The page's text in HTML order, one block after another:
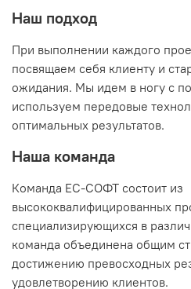
Наш подход
При выполнении каждого
посвящаем себя клиенту и
ожидания. Мы идем в ногу с
используем передовые
оптимальных результатов.
Наша команда
Команда ЕС-СОФТ состоит из
высококвалифицированных
специализирующихся в
команда объединена общим
достижению превосходных
удовлетворению клиентов.